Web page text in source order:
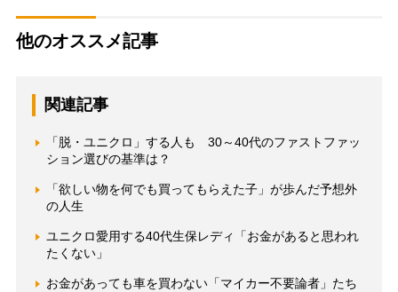
他のオススメ記事
関連記事
「脱・ユニクロ」する人も 30～40代のファストファッ
ション選びの基準は？
「欲しい物を何でも買ってもらえた子」が歩んだ予想外
の人生
ユニクロ愛用する40代生保レディ「お金があると思われ
たくない」
お金があっても車を買わない「マイカー不要論者」たち